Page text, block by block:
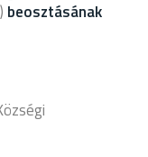
beosztásának